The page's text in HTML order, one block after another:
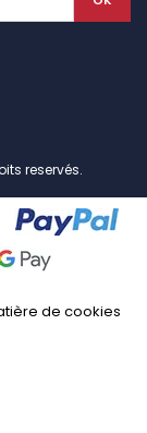
reservés.
de cookies